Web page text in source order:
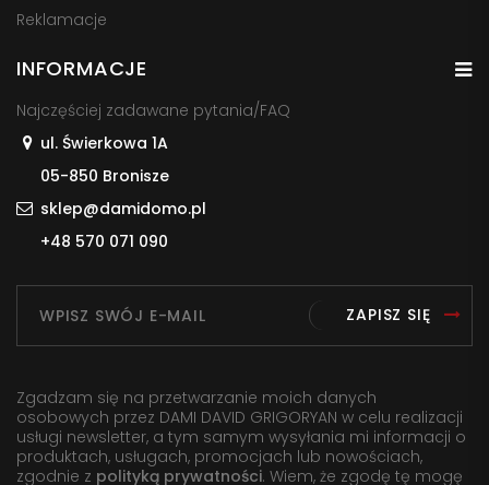
Reklamacje
INFORMACJE
Najczęściej zadawane pytania/FAQ
ul. Świerkowa 1A
05-850 Bronisze
sklep@damidomo.pl
+48 570 071 090
ZAPISZ SIĘ
Zgadzam się na przetwarzanie moich danych
osobowych przez DAMI DAVID GRIGORYAN w celu realizacji
usługi newsletter, a tym samym wysyłania mi informacji o
produktach, usługach, promocjach lub nowościach,
zgodnie z polityką prywatności. Wiem, że zgodę tę mogę